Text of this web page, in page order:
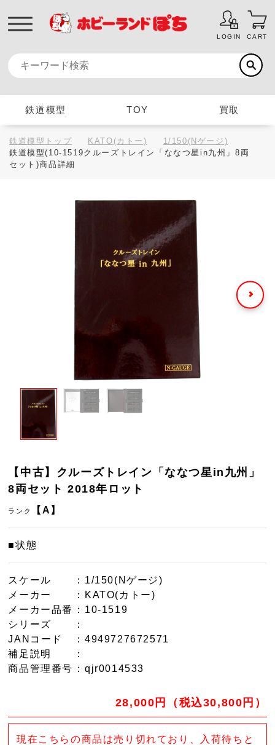
LOGIN CART
鉄道模型 TOY 買取
鉄道模型トップ KATO(カトー)
1/150(Nゲージ)
鉄道模型(10-1519クルーズトレイン「ななつ星in九州」8両
セット)商品詳細
【中古】クルーズトレイン「ななつ星in九州」
8両セット 2018年ロット
ランク 【A】
■状態
スケール
：1/150(Nゲージ)
メーカー
：KATO(カトー)
メーカー品番
：10-1519
シリーズ
：
JANコード
：4949727672571
補足説明
：
商品管理番号 ：qjr0014533
28,000円（税込30,800円）
現在こちらの商品は売り切れており、入荷待ちと